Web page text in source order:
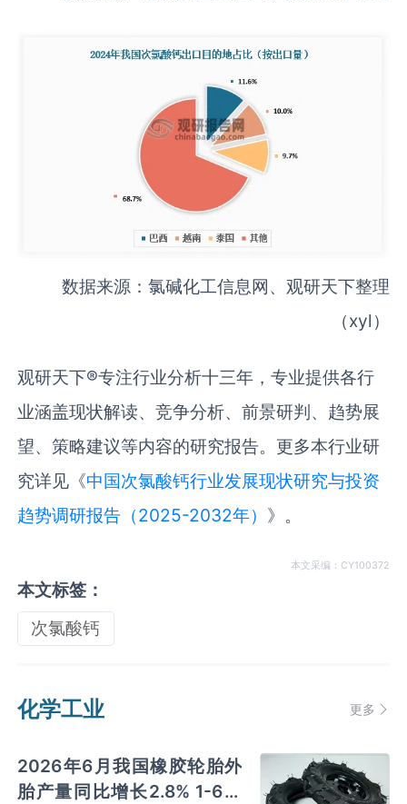
数据来源：氯碱化工信息网、观研天下整理
（xyl）
观研天下®专注行业分析十三年，专业提供各行
业涵盖现状解读、竞争分析、前景研判、趋势展
望、策略建议等内容的研究报告。更多本行业研
究详见《中国次氯酸钙行业发展现状研究与投资
趋势调研报告（2025-2032年） 》。
本文采编：CY100372
本文标签：
次氯酸钙
化学工业 更多
2026年6月我国橡胶轮胎外
胎产量同比增长2.8% 1-6月